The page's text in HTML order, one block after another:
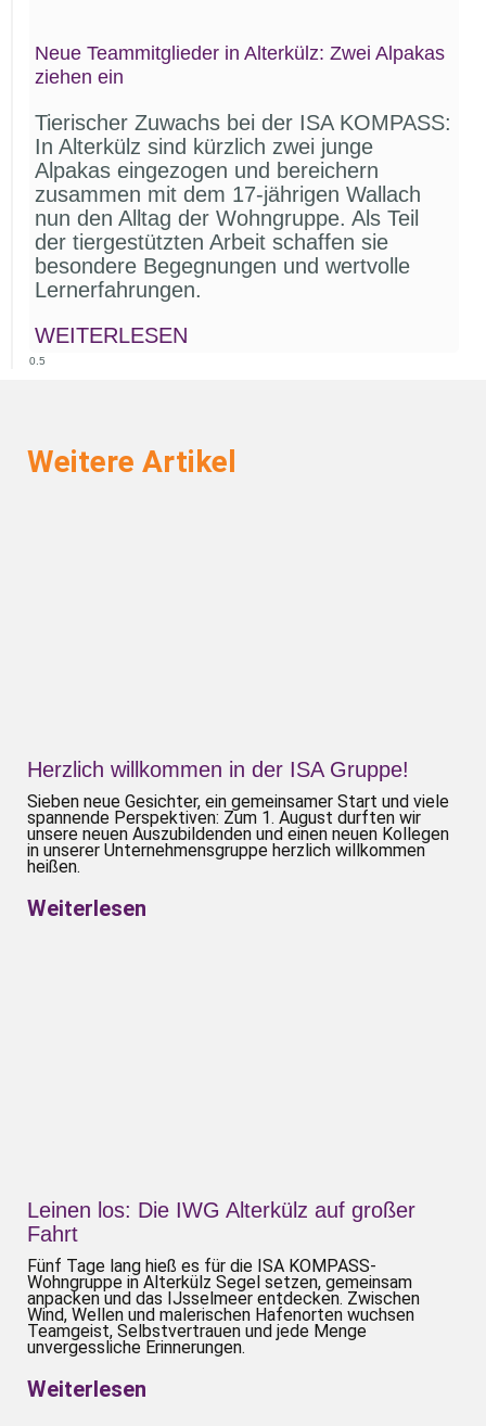
Neue Teammitglieder in Alterkülz: Zwei Alpakas
ziehen ein
Tierischer Zuwachs bei der ISA KOMPASS:
In Alterkülz sind kürzlich zwei junge
Alpakas eingezogen und bereichern
zusammen mit dem 17-jährigen Wallach
nun den Alltag der Wohngruppe. Als Teil
der tiergestützten Arbeit schaffen sie
besondere Begegnungen und wertvolle
Lernerfahrungen.
WEITERLESEN
Weitere Artikel
Herzlich willkommen in der ISA Gruppe!
Sieben neue Gesichter, ein gemein­samer Start und viele
spannende Perspektiven: Zum 1. August durften wir
unsere neuen Auszu­bildenden und einen neuen Kollegen
in unserer Unternehmens­gruppe herzlich willkommen
heißen.
Weiterlesen
Leinen los: Die IWG Alterkülz auf großer
Fahrt
Fünf Tage lang hieß es für die ISA KOMPASS-
Wohngruppe in Alterkülz Segel setzen, gemeinsam
anpacken und das IJsselmeer entdecken. Zwischen
Wind, Wellen und malerischen Hafenorten wuchsen
Teamgeist, Selbstvertrauen und jede Menge
unvergessliche Erinnerungen.
Weiterlesen